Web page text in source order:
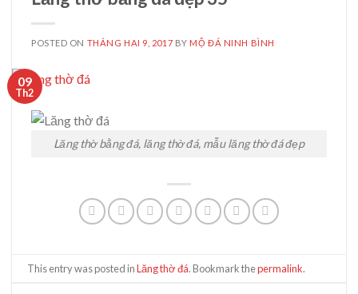
POSTED ON THÁNG HAI 9, 2017 BY MỘ ĐÁ NINH BÌNH
09
Th2
Lăng thờ bằng đá, lăng thờ đá, mẫu lăng thờ đá đẹp
This entry was posted inLăng thờ đá. Bookmark thepermalink.